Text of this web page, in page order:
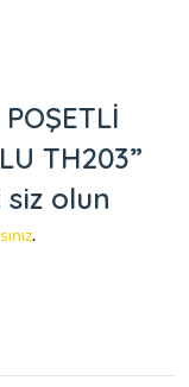
TH203”
olun
.